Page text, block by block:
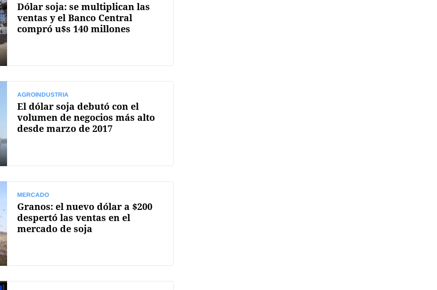
Dólar soja: se multiplican las
ventas y el Banco Central
compró u$s 140 millones
AGROINDUSTRIA
El dólar soja debutó con el
volumen de negocios más alto
desde marzo de 2017
MERCADO
Granos: el nuevo dólar a $200
despertó las ventas en el
mercado de soja